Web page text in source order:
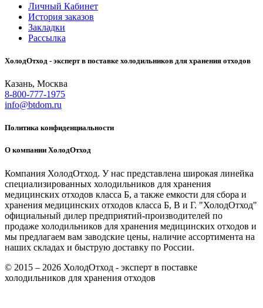
Личный Кабинет
История заказов
Закладки
Рассылка
ХолодОтход - эксперт в поставке холодильников для хранения отходов
Казань, Москва
8-800-777-1975
info@btdom.ru
Политика конфиденциальности
О компании ХолодОтход
Компания ХолодОтход. У нас представлена широкая линейка
специализированных холодильников для хранения
медицинских отходов класса Б, а также емкости для сбора и
хранения медицинских отходов класса Б, В и Г. "ХолодОтход"
официальный дилер предприятий-производителей по
продаже холодильников для хранения медицинских отходов и
мы предлагаем вам заводские цены, наличие ассортимента на
наших складах и быструю доставку по России.
© 2015 – 2026 ХолодОтход - эксперт в поставке
холодильников для хранения отходов